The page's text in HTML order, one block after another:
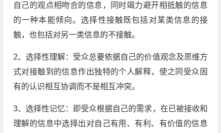
自己的观点相吻合的信息，同时竭力避开相抵触的信息
的一种本能倾向。选择性接触既包括对某类信息的接
触，也包括对另一类信息的不接触。
2、选择性理解：受众总要依据自己的价值观念及思维方
式对接触到的信息作出独特的个人解释，使之同受众固
有的认识相互协调而不是相互冲突。
3、选择性记忆：即受众根据自己的需求，在已被接收和
理解的信息中选择出对自己有用、有利、有价值的信息